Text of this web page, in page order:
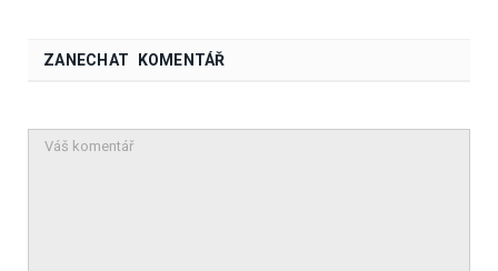
ZANECHAT KOMENTÁŘ